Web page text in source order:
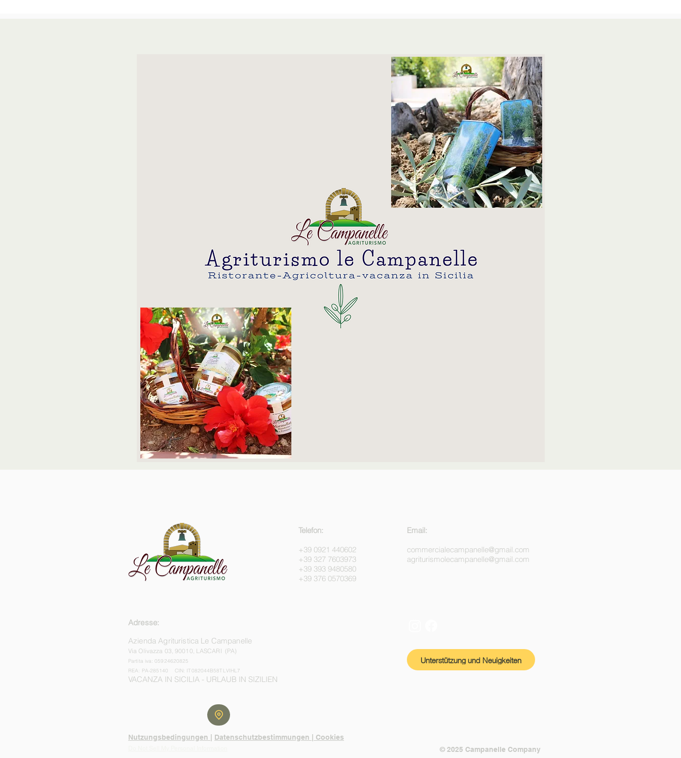
Telefon:
+39 0921 440602
+39 327 7603973
+39 393 9480580
+39 376 0570369
Email:
commercialecampanelle@gmail.com
agriturismolecampanelle@gmail.com
Adresse:
Azienda Agrituristica Le Campanelle
Via Olivazza 03,90010, LASCARI (PA)
Partita iva: 05924620825
REA: PA-285140 CIN: IT082044B58TLVIHL7
VACANZA IN SICILIA - URLAUB IN SIZILIEN
Unterstützung und Neuigkeiten
Nutzungsbedingungen | Datenschutzbestimmungen | Cookies
© 2025 Campanelle Company